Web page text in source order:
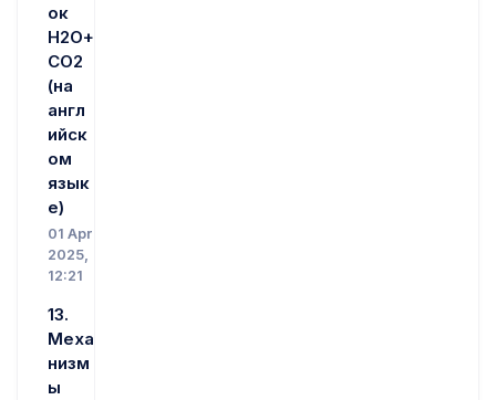
ок
H2O+
CО2
(на
англ
ийск
ом
язык
е)
01 Apr
2025,
12:21
13.
Меха
низм
ы